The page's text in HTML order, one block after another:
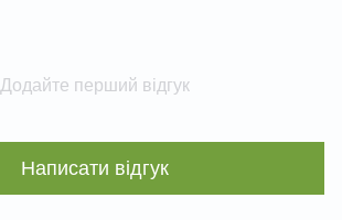
Додайте перший відгук
Написати відгук